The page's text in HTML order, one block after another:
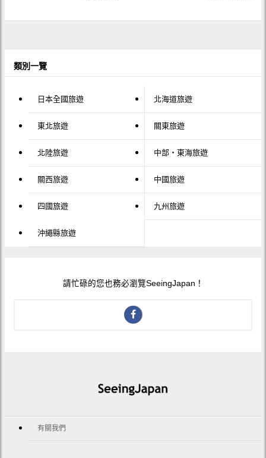
類別一覽
日本全國旅遊 北海道旅遊
東北旅遊 關東旅遊
北陸旅遊 中部・東海旅遊
關西旅遊 中國旅遊
四國旅遊 九州旅遊
沖繩縣旅遊
請忙碌的您也務必瀏覽SeeingJapan！
有關我們